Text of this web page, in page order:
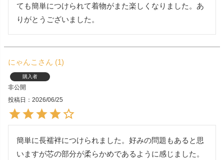
ても簡単につけられて着物がまた楽しくなりました。あ
りがとうございました。
にゃんこ 1
購入者
非公開
投稿日
2026/06/25
簡単に長襦袢につけられました。好みの問題もあると思
いますが芯の部分が柔らかめであるように感じました。